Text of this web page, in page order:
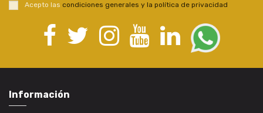
Acepto las condiciones generales y la política de privacidad
Información